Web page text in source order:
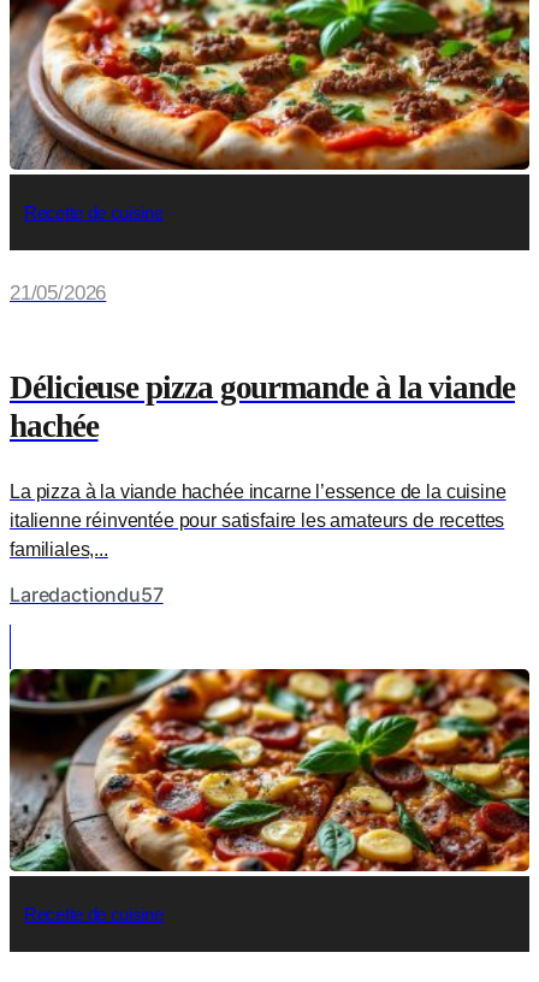
Recette de cuisine
21/05/2026
Délicieuse pizza gourmande à la viande
hachée
La pizza à la viande hachée incarne l’essence de la cuisine
italienne réinventée pour satisfaire les amateurs de recettes
familiales,...
Laredactiondu57
Recette de cuisine